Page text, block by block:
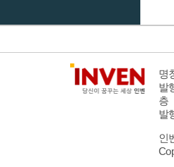
명
발
층
발
인